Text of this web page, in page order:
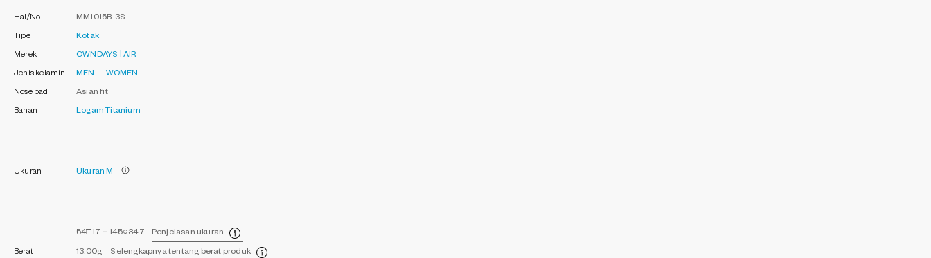
Hal/No. MM1015B-3S
Tipe Kotak
Merek OWNDAYS | AIR
Jenis kelamin MEN WOMEN
Nose pad Asian fit
Bahan Logam Titanium
Ukuran Ukuran M
54□17－145○34.7 Penjelasan ukuran
Berat 13.00g Selengkapnya tentang berat produk